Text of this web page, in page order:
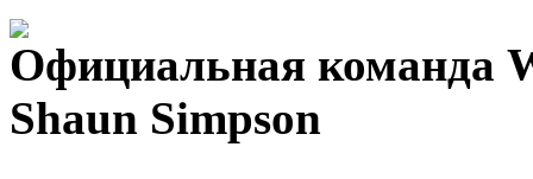
Официальная команда
Shaun Simpson